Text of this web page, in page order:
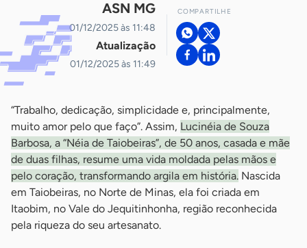
ASN MG
01/12/2025 às 11:48
Atualização
01/12/2025 às 11:49
COMPARTILHE
“Trabalho, dedicação, simplicidade e, principalmente,
muito amor pelo que faço”. Assim, Lucinéia de Souza
Barbosa, a “Néia de Taiobeiras”, de 50 anos, casada e mãe
de duas filhas, resume uma vida moldada pelas mãos e
pelo coração, transformando argila em história. Nascida
em Taiobeiras, no Norte de Minas, ela foi criada em
Itaobim, no Vale do Jequitinhonha, região reconhecida
pela riqueza do seu artesanato.